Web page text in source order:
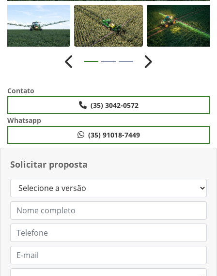
Solicitar proposta
Anterior Próximo
Contato
(35) 3042-0572
Whatsapp
(35) 91018-7449